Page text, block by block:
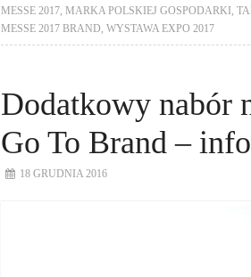
MESSE 2017 MARKA POLSKIEJ GOSPODARKI
MESSE 2017 BRAND WYSTAWA EXPO 2017
Dodatkowy nabór
Go To Brand –
18 GRUDNIA 2016